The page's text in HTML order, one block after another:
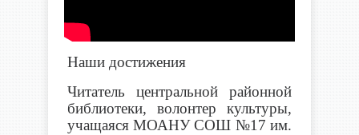
Наши достижения
Читатель центральной районной
библиотеки, волонтер культуры,
учащаяся МОАНУ СОШ №17 им.